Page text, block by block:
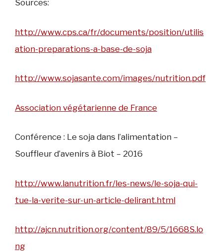
Sources:
http://www.cps.ca/fr/documents/position/utilis
ation-preparations-a-base-de-soja
http://www.sojasante.com/images/nutrition.pdf
Association végétarienne de France
Conférence : Le soja dans l’alimentation –
Souffleur d’avenirs à Biot – 2016
http://www.lanutrition.fr/les-news/le-soja-qui-
tue-la-verite-sur-un-article-delirant.html
http://ajcn.nutrition.org/content/89/5/1668S.lo
ng